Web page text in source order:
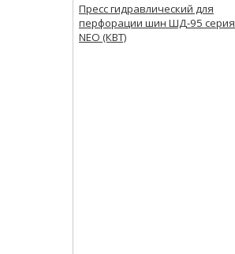
Пресс гидравлический для
перфорации шин ШД-95 серия
NEO (КВТ)